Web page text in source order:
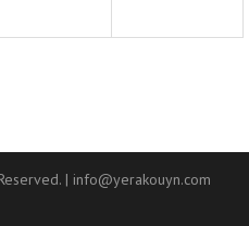
| info@yerakouyn.com